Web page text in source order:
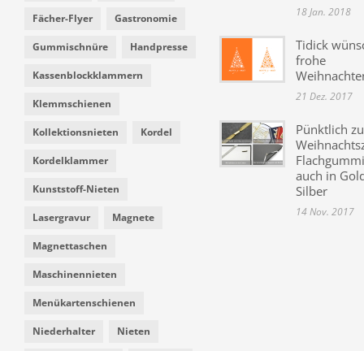
Fächer-Flyer Gastronomie
Gummischnüre Handpresse
Kassenblockklammern
Klemmschienen
Kollektionsnieten Kordel
Kordelklammer
Kunststoff-Nieten
Lasergravur Magnete
Magnettaschen
Maschinennieten
Menükartenschienen
Niederhalter Nieten
18 Jan. 2018
Tidick
frohe
21 Dez. 2017
Pünktlich
auch in
Silber
14 Nov. 2017